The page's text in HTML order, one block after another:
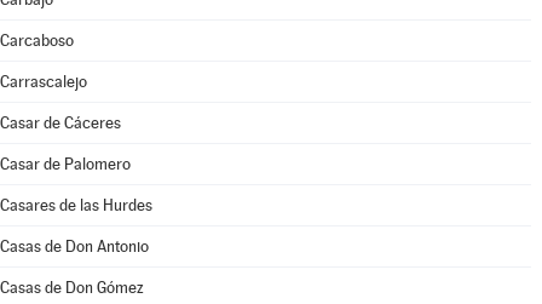
Carcaboso
Carrascalejo
Casar de Cáceres
Casar de Palomero
Casares de las Hurdes
Casas de Don Antonio
Casas de Don Gómez